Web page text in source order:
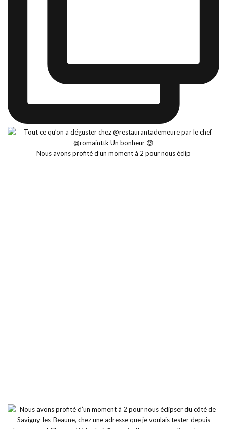
Nous avons profité d’un moment à 2 pour nous éclip